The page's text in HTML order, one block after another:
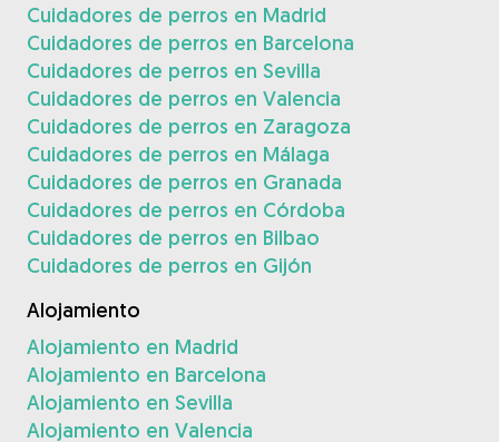
Cuidadores de perros en Madrid
Cuidadores de perros en Barcelona
Cuidadores de perros en Sevilla
Cuidadores de perros en Valencia
Cuidadores de perros en Zaragoza
Cuidadores de perros en Málaga
Cuidadores de perros en Granada
Cuidadores de perros en Córdoba
Cuidadores de perros en Bilbao
Cuidadores de perros en Gijón
Alojamiento
Alojamiento en Madrid
Alojamiento en Barcelona
Alojamiento en Sevilla
Alojamiento en Valencia